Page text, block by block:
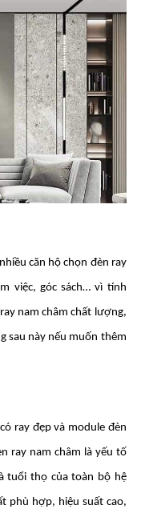
căn hộ chọn đèn ray
việc, góc sách… vì tính
nam châm chất lượng,
sau này nếu muốn thêm
ray đẹp và module đèn
ray nam châm là yếu tố
tuổi thọ của toàn bộ hệ
phù hợp, hiệu suất cao,